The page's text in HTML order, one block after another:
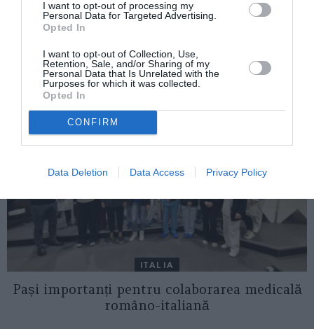
I want to opt-out of processing my
Personal Data for Targeted Advertising.
Opted In
I want to opt-out of Collection, Use,
Retention, Sale, and/or Sharing of my
Personal Data that Is Unrelated with the
Purposes for which it was collected.
Opted In
CONFIRM
Data Deletion Data Access Privacy Policy
Bergamo
AȚI PUTEA DORI DE
ASEMENEA
ITALIA
Pași importanți pentru colaborarea medicală
româno-italiană